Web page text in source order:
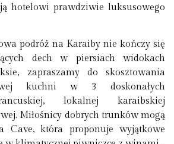
hotelowi prawdziwie luksusowego
podróż na Karaiby nie kończy się
dech w piersiach widokach
zapraszamy do skosztowania
kuchni w 3 doskonałych
lokalnej karaibskiej
Miłośnicy dobrych trunków mogą
Cave, która proponuje wyjątkowe